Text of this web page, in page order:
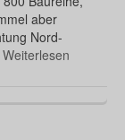
aber
Nord-
Weiterlesen